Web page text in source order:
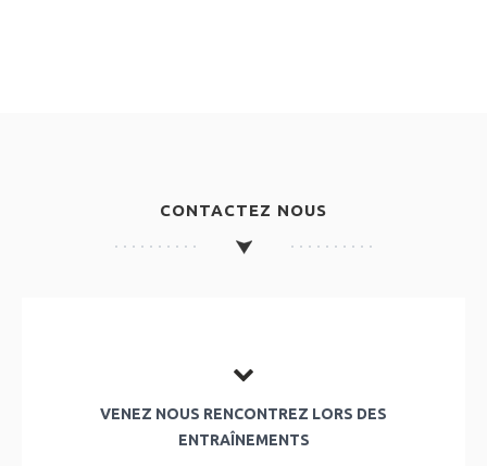
CONTACTEZ NOUS
VENEZ NOUS RENCONTREZ LORS DES
ENTRAÎNEMENTS